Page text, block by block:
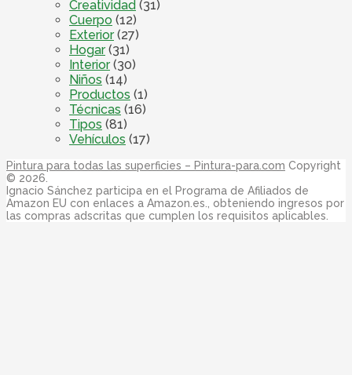
Creatividad (31)
Cuerpo (12)
Exterior(27)
Hogar(31)
Interior(30)
Niños (14)
Productos (1)
Técnicas (16)
Tipos (81)
Vehículos (17)
Pintura para todas las superficies – Pintura-para.com Copyright
© 2026.
Ignacio Sánchez participa en el Programa de Afiliados de
Amazon EU con enlaces a Amazon.es., obteniendo ingresos por
las compras adscritas que cumplen los requisitos aplicables.